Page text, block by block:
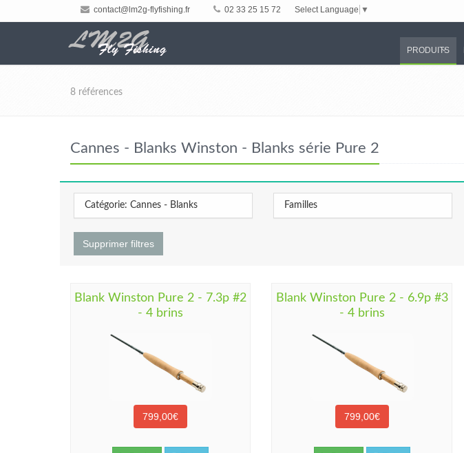
contact@lm2g-flyfishing.fr 02 33 25 15 72 Select Language ▼
PRODUITS
8 références
Cannes - Blanks Winston - Blanks série Pure 2
Catégorie: Cannes - Blanks Familles
Supprimer filtres
Blank Winston Pure 2 - 7.3p #2
- 4 brins
799,00€
Blank Winston Pure 2 - 6.9p #3
- 4 brins
799,00€